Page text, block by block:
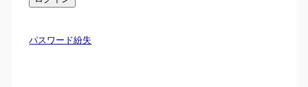
パスワード紛失